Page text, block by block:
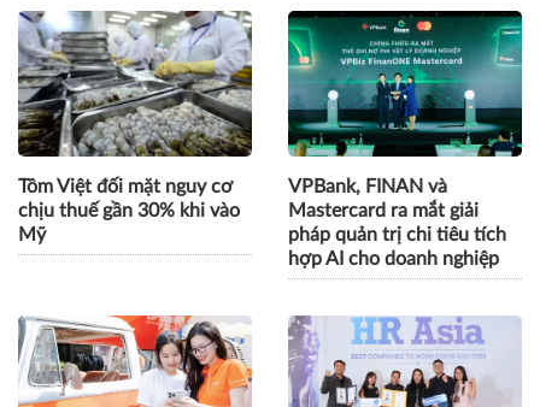
Tôm Việt đối mặt nguy cơ
chịu thuế gần 30% khi vào
Mỹ
VPBank, FINAN và
Mastercard ra mắt giải
pháp quản trị chi tiêu tích
hợp AI cho doanh nghiệp